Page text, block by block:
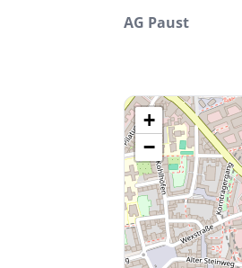
AG Paust
+
−